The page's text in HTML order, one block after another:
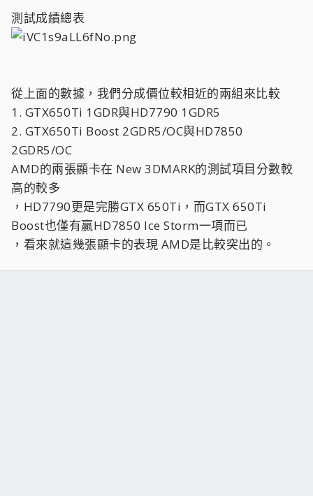
測試成績總表
從上面的數據，我們分成價位較相近的兩組來比較
1. GTX650Ti 1GDR與HD7790 1GDR5
2. GTX650Ti Boost 2GDR5/OC與HD7850
2GDR5/OC
AMD的兩張顯卡在 New 3DMARK的測試項目分數較
高的較多
，HD7790更是完勝GTX 650Ti，而GTX 650Ti
Boost也僅有贏HD7850 Ice Storm一項而已
，看來就這幾張顯卡的表現 AMD是比較突出的。